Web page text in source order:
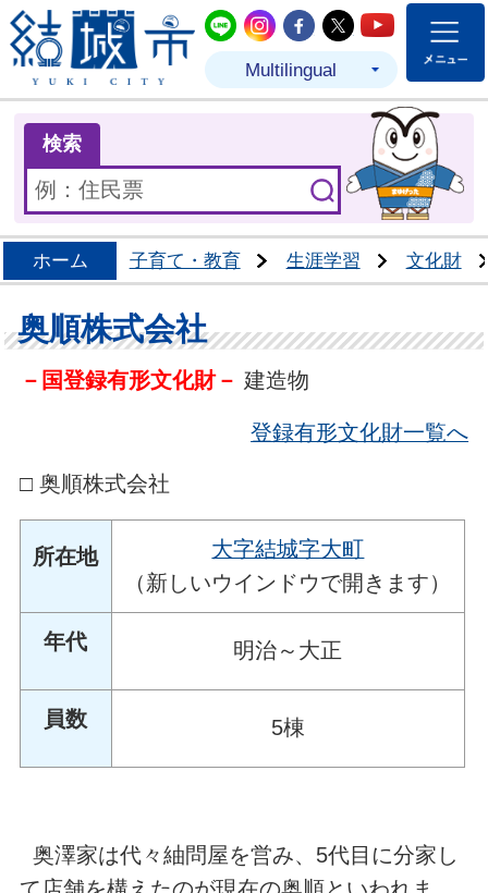
結城市公式LINE
結城市公式Instagram
結城市公式
結城市公式
結城市
Multilingual
検索
ホーム 子育て・教育 生涯学習 文化財
奥順株式会社
－国登録有形文化財－ 建造物
登録有形文化財一覧へ
□ 奥順株式会社
所在地
大字結城字大町
（新しいウインドウで開きます）
年代 明治～大正
員数 5棟
奥澤家は代々紬問屋を営み、5代目に分家し